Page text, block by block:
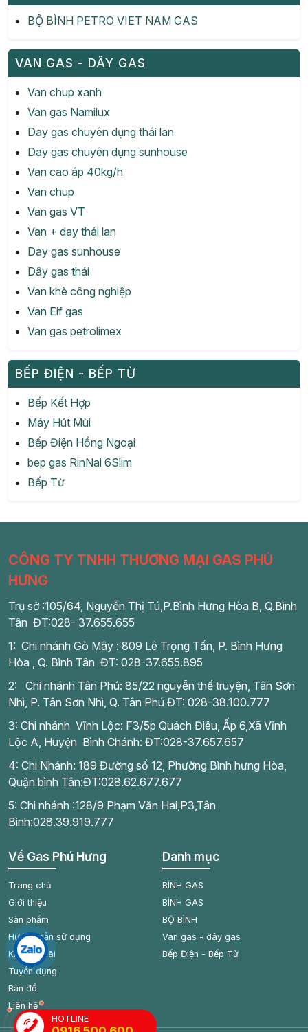
BỘ BÌNH PETRO VIET NAM GAS
VAN GAS - DÂY GAS
Van chup xanh
Van gas Namilux
Day gas chuyên dụng thái lan
Day gas chuyên dụng sunhouse
Van cao áp 40kg/h
Van chup
Van gas VT
Van + day thái lan
Day gas sunhouse
Dây gas thái
Van khè công nghiệp
Van Eif gas
Van gas petrolimex
BẾP ĐIỆN - BẾP TỪ
Bếp Kết Hợp
Máy Hút Mùi
Bếp Điện Hồng Ngoại
bep gas RinNai 6Slim
Bếp Từ
CÔNG TY TNHH THƯƠNG MẠI GAS PHÚ
HƯNG
Trụ sở :105/64, Nguyễn Thị Tú,P.Bình Hưng Hòa B, Q.Bình
Tân ĐT:028- 37.655.655
1: Chi nhánh Gò Mây : 809 Lê Trọng Tấn, P. Bình Hưng
Hòa , Q. Bình Tân ĐT: 028-37.655.895
2: Chi nhánh Tân Phú: 85/22 nguyễn thế truyện, Tân Sơn
Nhì, P. Tân Sơn Nhì, Q. Tân Phú ĐT: 028-38.100.777
3: Chi nhánh Vĩnh Lộc: F3/5p Quách Điêu, Ấp 6,Xã Vĩnh
Lộc A, Huyện Bình Chánh: ĐT:028-37.657.657
4: Chi Nhánh: 189 Đường số 12, Phường Bình hưng Hòa,
Quận bình Tân:ĐT:028.62.677.677
5: Chi nhánh :128/9 Phạm Văn Hai,P3,Tân
Bình:028.39.919.777
Về Gas Phú Hưng
Trang chủ
Giới thiệu
Sản phẩm
Hướng dẫn sử dụng
Khuyến mãi
Tuyển dụng
Bản đồ
Liên hệ
Danh mục
BÌNH GAS
BÌNH GAS
BỘ BÌNH
Van gas - dây gas
Bếp Điện - Bếp Từ
HOTLINE